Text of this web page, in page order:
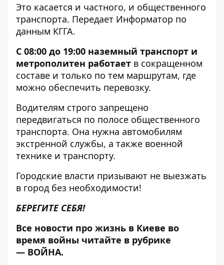
Это касается и частного, и общественного
транспорта. Передает Информатор по
данным КГГА.
С 08:00 до 19:00 наземный транспорт и
метрополитен работает в сокращенном
составе и только по тем маршрутам, где
можно обеспечить перевозку.
Водителям строго запрещено
передвигаться по полосе общественного
транспорта. Она нужна автомобилям
экстренной службы, а также военной
технике и транспорту.
Городские власти призывают не выезжать
в город без необходимости!
БЕРЕГИТЕ СЕБЯ!
Все новости про жизнь в Киеве во
время войны читайте в рубрике
— ВОЙНА.